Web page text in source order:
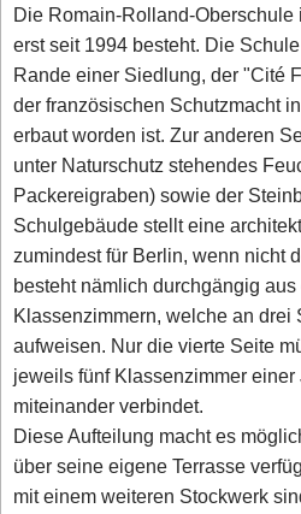
Die Romain-Rolland-
erst seit 1994 besteht. Die
Rande einer Siedlung, der "Cité
der französischen Schutzmacht
erbaut worden ist. Zur anderen
unter Naturschutz stehendes
Packereigraben) sowie der
Schulgebäude stellt eine
zumindest für Berlin, wenn nicht
besteht nämlich durchgängig
Klassenzimmern, welche an drei
aufweisen. Nur die vierte Seite
jeweils fünf Klassenzimmer
miteinander verbindet.
Diese Aufteilung macht es
über seine eigene Terrasse
mit einem weiteren Stockwerk